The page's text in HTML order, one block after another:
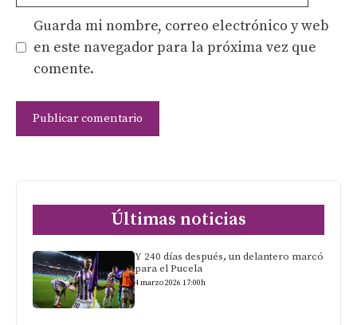
Guarda mi nombre, correo electrónico y web
en este navegador para la próxima vez que
comente.
Últimas noticias
Y 240 días después, un delantero marcó
para el Pucela
4 marzo 2026 17:00h